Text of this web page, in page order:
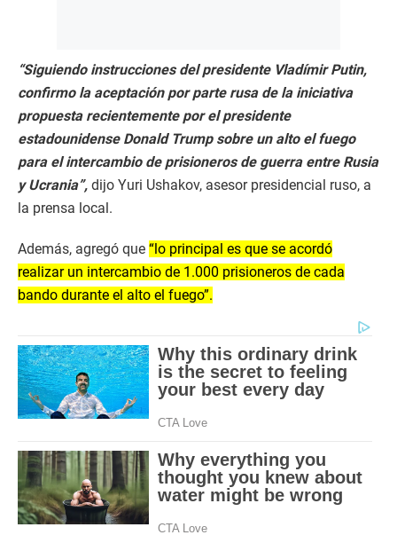
“Siguiendo instrucciones del presidente Vladímir Putin,
confirmo la aceptación por parte rusa de la iniciativa
propuesta recientemente por el presidente
estadounidense Donald Trump sobre un alto el fuego
para el intercambio de prisioneros de guerra entre Rusia
y Ucrania”, dijo Yuri Ushakov, asesor presidencial ruso, a
la prensa local.
Además, agregó que “lo principal es que se acordó
realizar un intercambio de 1.000 prisioneros de cada
bando durante el alto el fuego”.